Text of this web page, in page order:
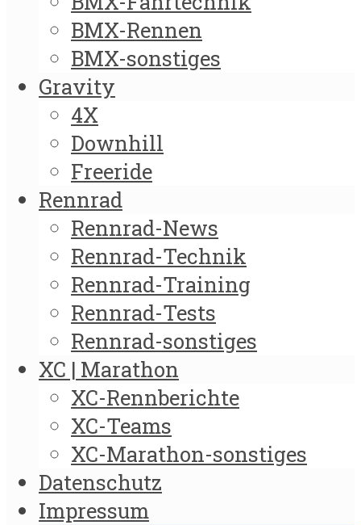
BMX-Rennen
BMX-sonstiges
Gravity
4X
Downhill
Freeride
Rennrad
Rennrad-News
Rennrad-Technik
Rennrad-Training
Rennrad-Tests
Rennrad-sonstiges
XC | Marathon
XC-Rennberichte
XC-Teams
XC-Marathon-sonstiges
Datenschutz
Impressum